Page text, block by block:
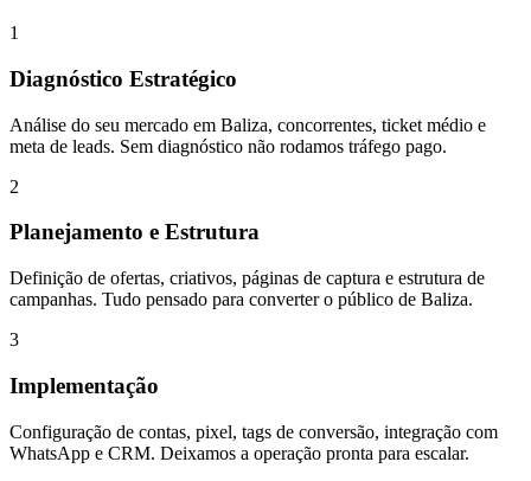
1
Diagnóstico Estratégico
Análise do seu mercado em Baliza, concorrentes, ticket médio e
meta de leads. Sem diagnóstico não rodamos tráfego pago.
2
Planejamento e Estrutura
Definição de ofertas, criativos, páginas de captura e estrutura de
campanhas. Tudo pensado para converter o público de Baliza.
3
Implementação
Configuração de contas, pixel, tags de conversão, integração com
WhatsApp e CRM. Deixamos a operação pronta para escalar.